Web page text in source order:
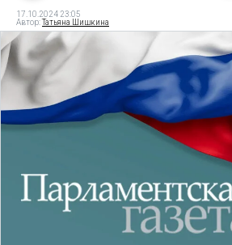
17.10.2024 23:05
Автор:Татьяна Шишкина